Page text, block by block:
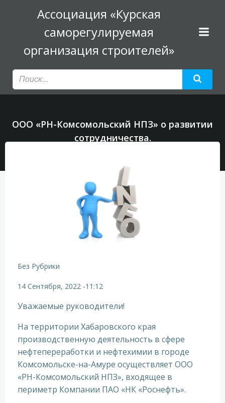
к
содержимому
Ассоциация «Курская
саморегулируемая
организация строителей»
ООО «РН-Комсомольский НПЗ» о развитии
сотрудничества.
Без Рубрики
14 Сентября, 2022 -11:12
Уважаемые руководители!
На территории Хабаровского края
производственную деятельность в сфере
нефтепереработки и нефтехимии в городе
Комсомольске-на-Амуре осуществляет ООО
«РН-Комсомольский НПЗ», входящее в
периметр Компании ПАО «НК «Роснефть».